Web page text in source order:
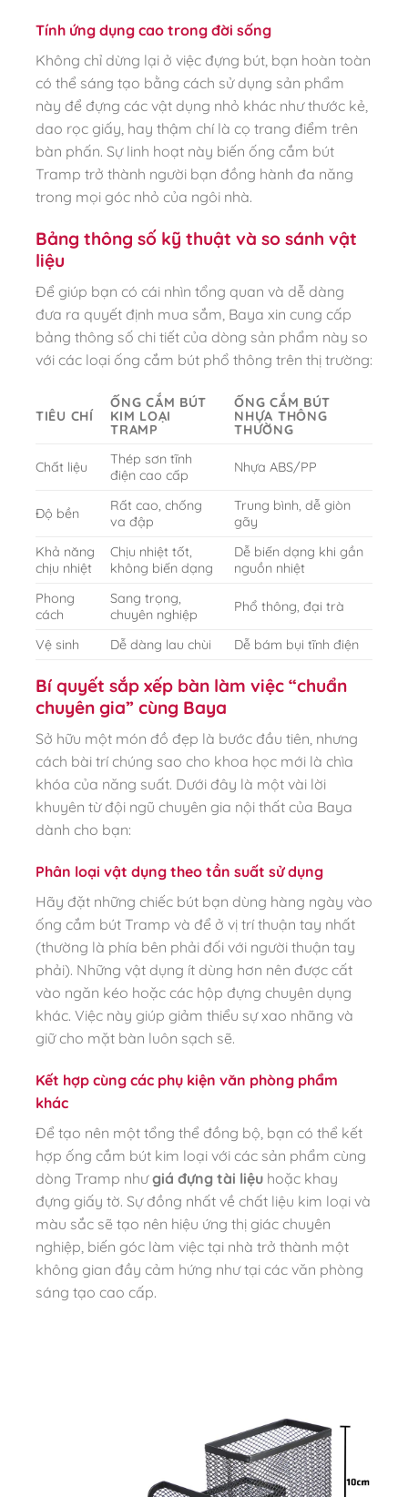
Tính ứng dụng cao trong đời sống
Không chỉ dừng lại ở việc đựng bút, bạn hoàn toàn
có thể sáng tạo bằng cách sử dụng sản phẩm
này để đựng các vật dụng nhỏ khác như thước kẻ,
dao rọc giấy, hay thậm chí là cọ trang điểm trên
bàn phấn. Sự linh hoạt này biến ống cắm bút
Tramp trở thành người bạn đồng hành đa năng
trong mọi góc nhỏ của ngôi nhà.
Bảng thông số kỹ thuật và so sánh vật
liệu
Để giúp bạn có cái nhìn tổng quan và dễ dàng
đưa ra quyết định mua sắm, Baya xin cung cấp
bảng thông số chi tiết của dòng sản phẩm này so
với các loại ống cắm bút phổ thông trên thị trường:
TIÊU CHÍ
ỐNG CẮM BÚT
KIM LOẠI
TRAMP
ỐNG CẮM BÚT
NHỰA THÔNG
THƯỜNG
Chất liệu
Thép sơn tĩnh
điện cao cấp
Nhựa ABS/PP
Độ bền
Rất cao, chống
va đập
Trung bình, dễ giòn
gãy
Khả năng
chịu nhiệt
Chịu nhiệt tốt,
không biến dạng
Dễ biến dạng khi gần
nguồn nhiệt
Phong
cách
Sang trọng,
chuyên nghiệp
Phổ thông, đại trà
Vệ sinh Dễ dàng lau chùi Dễ bám bụi tĩnh điện
Bí quyết sắp xếp bàn làm việc “chuẩn
chuyên gia” cùng Baya
Sở hữu một món đồ đẹp là bước đầu tiên, nhưng
cách bài trí chúng sao cho khoa học mới là chìa
khóa của năng suất. Dưới đây là một vài lời
khuyên từ đội ngũ chuyên gia nội thất của Baya
dành cho bạn:
Phân loại vật dụng theo tần suất sử dụng
Hãy đặt những chiếc bút bạn dùng hàng ngày vào
ống cắm bút Tramp và để ở vị trí thuận tay nhất
(thường là phía bên phải đối với người thuận tay
phải). Những vật dụng ít dùng hơn nên được cất
vào ngăn kéo hoặc các hộp đựng chuyên dụng
khác. Việc này giúp giảm thiểu sự xao nhãng và
giữ cho mặt bàn luôn sạch sẽ.
Kết hợp cùng các phụ kiện văn phòng phẩm
khác
Để tạo nên một tổng thể đồng bộ, bạn có thể kết
hợp ống cắm bút kim loại với các sản phẩm cùng
dòng Tramp nhưgiá đựng tài liệu hoặc khay
đựng giấy tờ. Sự đồng nhất về chất liệu kim loại và
màu sắc sẽ tạo nên hiệu ứng thị giác chuyên
nghiệp, biến góc làm việc tại nhà trở thành một
không gian đầy cảm hứng như tại các văn phòng
sáng tạo cao cấp.